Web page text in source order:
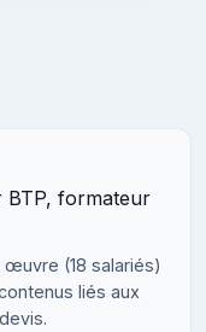
formateur
(18 salariés)
liés aux